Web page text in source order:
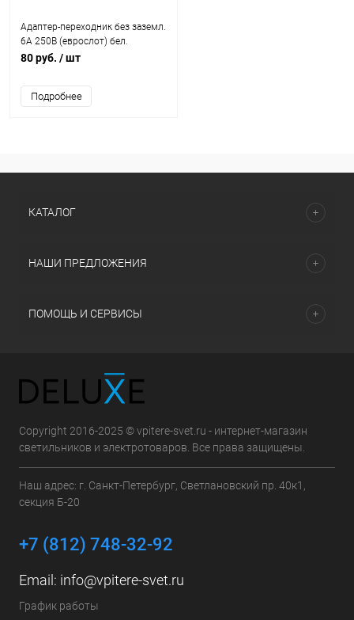
Адаптер-переходник без заземл.
6А 250В (еврослот) бел.
UNIVersal А109
80 руб. / шт
Подробнее
КАТАЛОГ
НАШИ ПРЕДЛОЖЕНИЯ
ПОМОЩЬ И СЕРВИСЫ
Copyright 2016-2025 © vpitere-svet.ru - интернет-магазин
светильников и электротоваров. Все права защищены.
Наш адрес: г. Санкт-Петербург, Светлановский пр. 40к1,
секция Б-20
+7 (812) 748-32-92
Email: info@vpitere-svet.ru
График работы